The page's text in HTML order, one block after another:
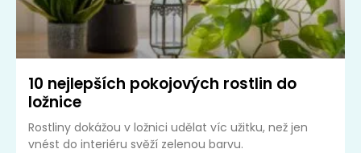
10 nejlepších pokojových rostlin do
ložnice
Rostliny dokážou v ložnici udělat víc užitku, než jen
vnést do interiéru svěží zelenou barvu.